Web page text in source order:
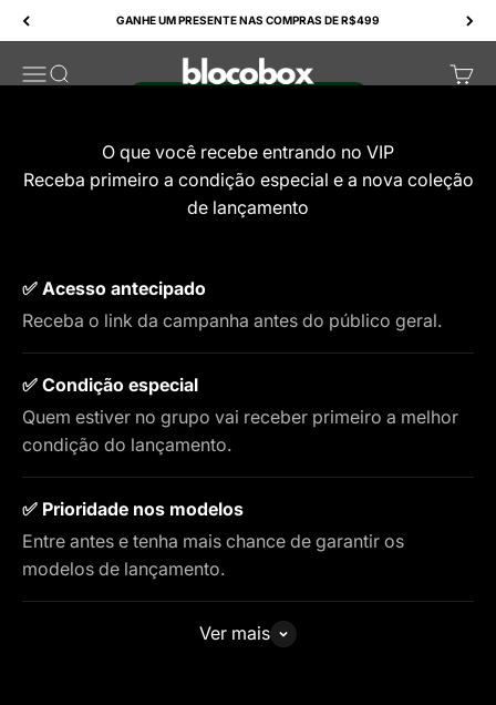
Pular para o conteúdoGANHE UM PRESENTE NAS COMPRAS DE R$499
Abrir menu de navegação
Abrir pesquisa BlocoBox
No Mês dos Pais o grupo VIP recebe primeiro a
condição exclusiva.
O que você recebe entrando no VIP
Receba primeiro a condição especial e a nova coleção
de lançamento
✅ Acesso antecipado
Receba o link da campanha antes do público geral.
✅ Condição especial
Quem estiver no grupo vai receber primeiro a melhor
condição do lançamento.
✅ Prioridade nos modelos
Entre antes e tenha mais chance de garantir os
modelos de lançamento.
Ver mais